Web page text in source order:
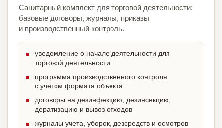
Санитарный комплект для торговой деятельности:
базовые договоры, журналы, приказы
и производственный контроль.
уведомление о начале деятельности для
торговой деятельности
программа производственного контроля
с учетом формата объекта
договоры на дезинфекцию, дезинсекцию,
дератизацию и вывоз отходов
журналы учета, уборок, дезсредств и осмотров